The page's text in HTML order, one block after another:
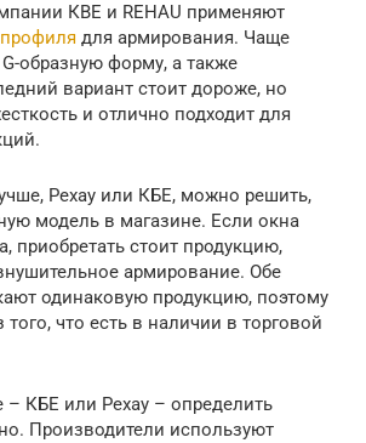
КВЕ и REHAU применяют
для армирования. Чаще
образную форму, а также
вариант стоит дороже, но
и отлично подходит для
Рехау или КБЕ, можно решить,
модель в магазине. Если окна
приобретать стоит продукцию,
армирование. Обе
одинаковую продукцию, поэтому
того, что есть в наличии в торговой
– КБЕ или Рехау – определить
Производители используют